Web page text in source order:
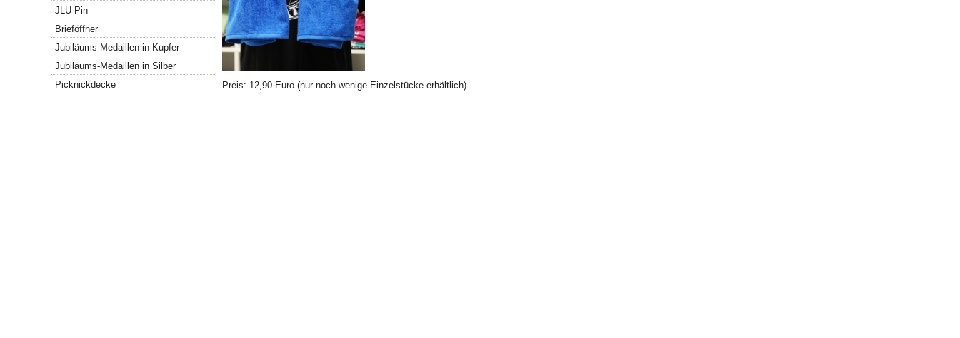
Preis: 12,90 Euro (nur noch wenige Einzelstücke erhältlich)
JLU-Pin
Brieföffner
Jubiläums-Medaillen in Kupfer
Jubiläums-Medaillen in Silber
Picknickdecke